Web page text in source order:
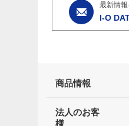
最新情報
I-O
商品情報
法人のお客
様